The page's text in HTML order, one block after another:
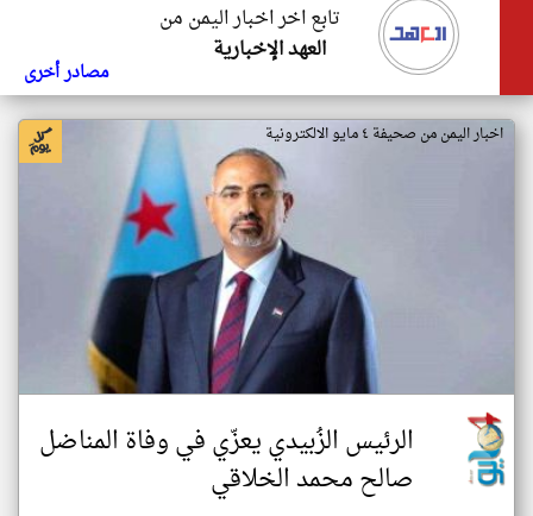
تابع اخر اخبار اليمن من
العهد الإخبارية
مصادر أخرى
اخبار اليمن من صحيفة ٤ مايو الالكترونية
الرئيس الزُبيدي يعزّي في وفاة المناضل
صالح محمد الخلاقي